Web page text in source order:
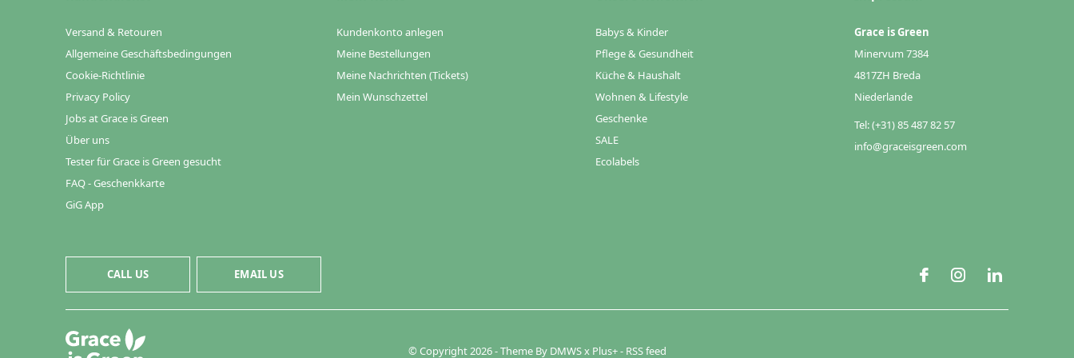
Versand & Retouren
Allgemeine Geschäftsbedingungen
Cookie-Richtlinie
Privacy Policy
Jobs at Grace is Green
Über uns
Tester für Grace is Green gesucht
FAQ - Geschenkkarte
GiG App
Kundenkonto anlegen
Meine Bestellungen
Meine Nachrichten (Tickets)
Mein Wunschzettel
Babys & Kinder
Pflege & Gesundheit
Küche & Haushalt
Wohnen & Lifestyle
Geschenke
SALE
Ecolabels
Grace is Green
Minervum 7384
4817ZH Breda
Niederlande
Tel: (+31) 85 487 82 57
info@graceisgreen.com
CALL US EMAIL US
© Copyright2026- Theme By DMWSx Plus+- RSS feed